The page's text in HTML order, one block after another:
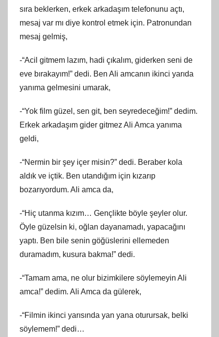
sıra beklerken, erkek arkadaşım telefonunu açtı,
mesaj var mı diye kontrol etmek için. Patronundan
mesaj gelmiş,
-“Acil gitmem lazım, hadi çıkalım, giderken seni de
eve bırakayım!” dedi. Ben Ali amcanın ikinci yarıda
yanıma gelmesini umarak,
-“Yok film güzel, sen git, ben seyredeceğim!” dedim.
Erkek arkadaşım gider gitmez Ali Amca yanıma
geldi,
-“Nermin bir şey içer misin?” dedi. Beraber kola
aldık ve içtik. Ben utandığım için kızarıp
bozarıyordum. Ali amca da,
-“Hiç utanma kızım… Gençlikte böyle şeyler olur.
Öyle güzelsin ki, oğlan dayanamadı, yapacağını
yaptı. Ben bile senin göğüslerini ellemeden
duramadım, kusura bakma!” dedi.
-“Tamam ama, ne olur bizimkilere söylemeyin Ali
amca!” dedim. Ali Amca da gülerek,
-“Filmin ikinci yarısında yan yana oturursak, belki
söylemem!” dedi…